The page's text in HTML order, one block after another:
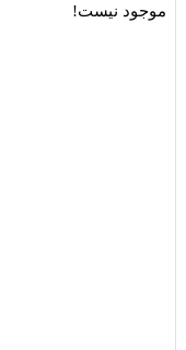
موجود نیست!